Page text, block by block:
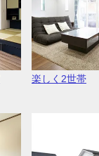
楽しく2世帯